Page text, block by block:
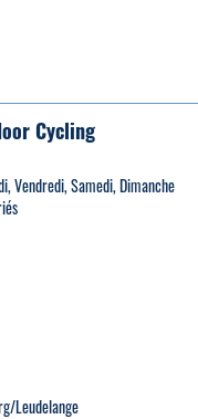
Cycling
Vendredi, Samedi, Dimanche
Leudelange